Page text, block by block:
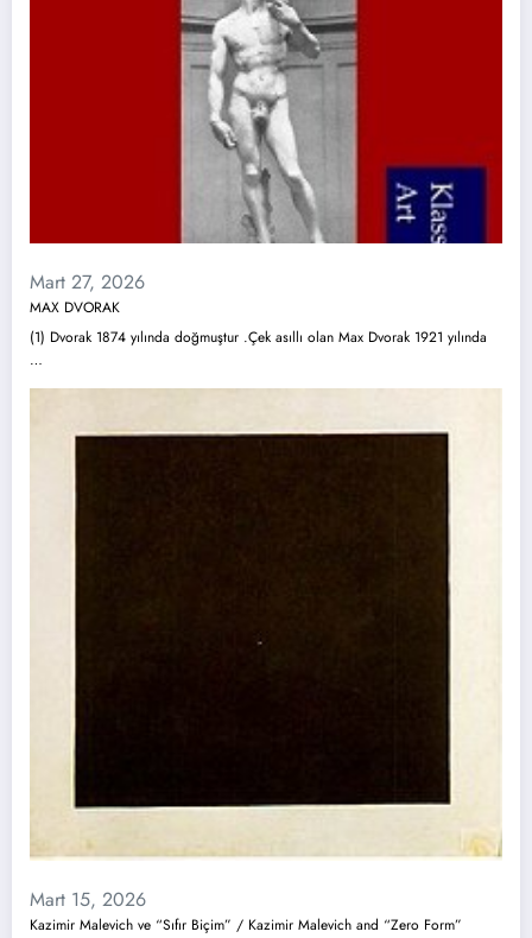
Mart 27, 2026
MAX DVORAK
(1) Dvorak 1874 yılında doğmuştur .Çek asıllı olan Max Dvorak 1921 yılında
…
Mart 15, 2026
Kazimir Malevich ve “Sıfır Biçim” / Kazimir Malevich and “Zero Form”